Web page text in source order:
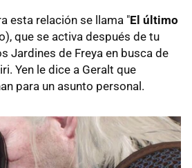
esta relación se llama "El último
que se activa después de tu
Jardines de Freya en busca de
Yen le dice a Geralt que
para un asunto personal.